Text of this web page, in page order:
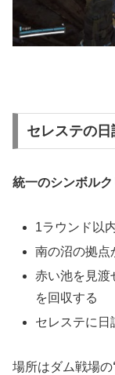
セレステの日
統一のシンボル
1ラウンド以
南の沼の拠点
赤い池を見渡
を回収する
セレステに日
場所はダム戦場の